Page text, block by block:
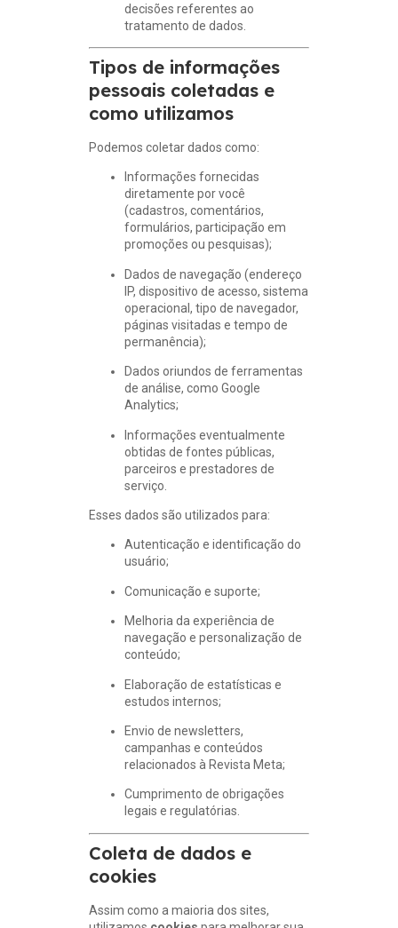
decisões referentes ao
tratamento de dados.
Tipos de informações
pessoais coletadas e
como utilizamos
Podemos coletar dados como:
Informações fornecidas
diretamente por você
(cadastros, comentários,
formulários, participação em
promoções ou pesquisas);
Dados de navegação (endereço
IP, dispositivo de acesso, sistema
operacional, tipo de navegador,
páginas visitadas e tempo de
permanência);
Dados oriundos de ferramentas
de análise, como Google
Analytics;
Informações eventualmente
obtidas de fontes públicas,
parceiros e prestadores de
serviço.
Esses dados são utilizados para:
Autenticação e identificação do
usuário;
Comunicação e suporte;
Melhoria da experiência de
navegação e personalização de
conteúdo;
Elaboração de estatísticas e
estudos internos;
Envio de newsletters,
campanhas e conteúdos
relacionados à Revista Meta;
Cumprimento de obrigações
legais e regulatórias.
Coleta de dados e
cookies
Assim como a maioria dos sites,